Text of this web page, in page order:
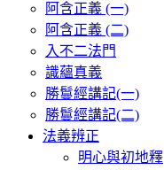
阿含正義 (一)
阿含正義 (二)
入不二法門
識蘊真義
勝鬘經講記(一)
勝鬘經講記(二)
法義辨正
明心與初地釋